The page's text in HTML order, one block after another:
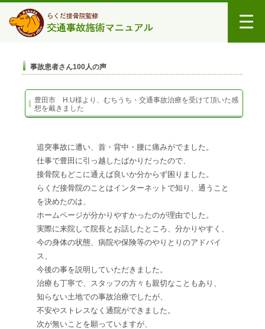
事故患者さん100人の声
豊田市 H.U様より、むちうち・交通事故治療を受けて頂いた感
想を戴きました
追突事故に遭い、首・背中・腰に痛みがでました。
仕事で豊田に引っ越したばかりだったので、
接骨院もどこに通えば良いか分からず困りました。
らくだ接骨院のことはインターネットで知り、通うこと
を決めたのは、
ホームページが分かりやすかったのが理由でした。
実際に来院して院長とお話したところ、分かりやすく、
今の身体の状態、病院や保険等のやりとりのアドバイ
ス、
今後の事を説明していただきました。
治療も丁寧で、スタッフの方々も親切なこともあり、
知らない土地での事故治療でしたが、
不安やストレスなく通院ができました。
次が無いことを願っていますが、